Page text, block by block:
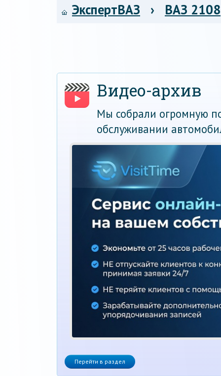
ЭкспертВАЗ › ВАЗ 2108
Видео-архив
Мы собрали огромную
обслуживании
Перейти в раздел